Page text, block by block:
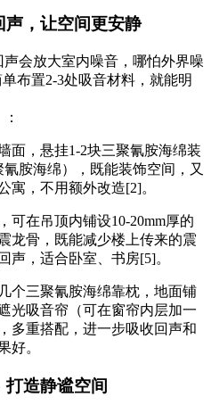
声，让空间更安静
会放大室内噪音，哪怕外界噪
布置2-3处吸音材料，就能明
面，悬挂1-2块三聚氰胺海绵装
胺海绵），既能装饰空间，又
寓，不用额外改造[2]。
可在吊顶内铺设10-20mm厚的
龙骨，既能减少楼上传来的震
声，适合卧室、书房[5]。
个三聚氰胺海绵靠枕，地面铺
光吸音帘（可在窗帘内层加一
多重搭配，进一步吸收回声和
好。
打造静谧空间